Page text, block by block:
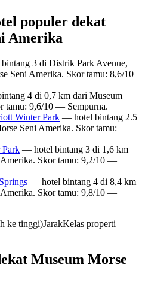
populer dekat
Amerika
3 di Distrik Park Avenue,
Seni Amerika. Skor tamu: 8,6/10
4 di 0,7 km dari Museum
tamu: 9,6/10 — Sempurna.
Winter Park — hotel bintang 2.5
Seni Amerika. Skor tamu:
— hotel bintang 3 di 1,6 km
Skor tamu: 9,2/10 —
— hotel bintang 4 di 8,4 km
Skor tamu: 9,8/10 —
ke tinggi)JarakKelas properti
Museum Morse